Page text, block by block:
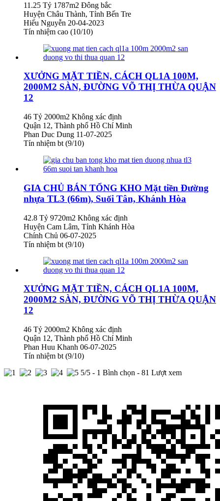
11.25 Tỷ 1787m2 Đông bắc
Huyện Châu Thành, Tỉnh Bến Tre
Hiếu Nguyễn 20-04-2023
Tín nhiệm cao (10/10)
XƯỞNG MẶT TIỀN, CÁCH QL1A 100M,
2000M2 SÀN, ĐƯỜNG VÕ THỊ THỪA QUẬN
12
46 Tỷ 2000m2 Không xác định
Quận 12, Thành phố Hồ Chí Minh
Phan Duc Dung 11-07-2025
Tín nhiệm bt (9/10)
GIA CHỦ BÁN TỔNG KHO Mặt tiền Đường
nhựa TL3 (66m), Suối Tân, Khánh Hòa
42.8 Tỷ 9720m2 Không xác định
Huyện Cam Lâm, Tỉnh Khánh Hòa
Chính Chủ 06-07-2025
Tín nhiệm bt (9/10)
XƯỞNG MẶT TIỀN, CÁCH QL1A 100M,
2000M2 SÀN, ĐƯỜNG VÕ THỊ THỪA QUẬN
12
46 Tỷ 2000m2 Không xác định
Quận 12, Thành phố Hồ Chí Minh
Phan Huu Khanh 06-07-2025
Tín nhiệm bt (9/10)
5/5 - 1 Bình chọn - 81 Lượt xem